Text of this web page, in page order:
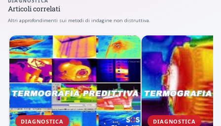
Articoli correlati
Altri approfondimenti sui metodi di indagine non distruttiva.
DIAGNOSTICA DIAGNOSTICA